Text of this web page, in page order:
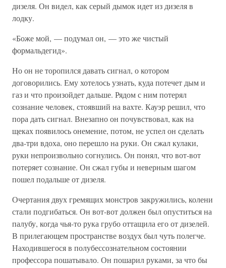
дизеля. Он видел, как серый дымок идет из дизеля в
лодку.
«Боже мой, — подумал он, — это же чистый
формальдегид».
Но он не торопился давать сигнал, о котором
договорились. Ему хотелось узнать, куда потечет дым и
газ и что произойдет дальше. Рядом с ним потерял
сознание человек, стоявший на вахте. Кауэр решил, что
пора дать сигнал. Внезапно он почувствовал, как на
щеках появилось онемение, потом, не успел он сделать
два-три вдоха, оно перешло на руки. Он сжал кулаки,
руки непроизвольно согнулись. Он понял, что вот-вот
потеряет сознание. Он сжал губы и неверным шагом
пошел подальше от дизеля.
Очертания двух гремящих монстров закружились, колени
стали подгибаться. Он вот-вот должен был опуститься на
палубу, когда чья-то рука грубо оттащила его от дизелей.
В прилегающем пространстве воздух был чуть полегче.
Находившегося в полубессознательном состоянии
профессора пошатывало. Он пошарил руками, за что бы